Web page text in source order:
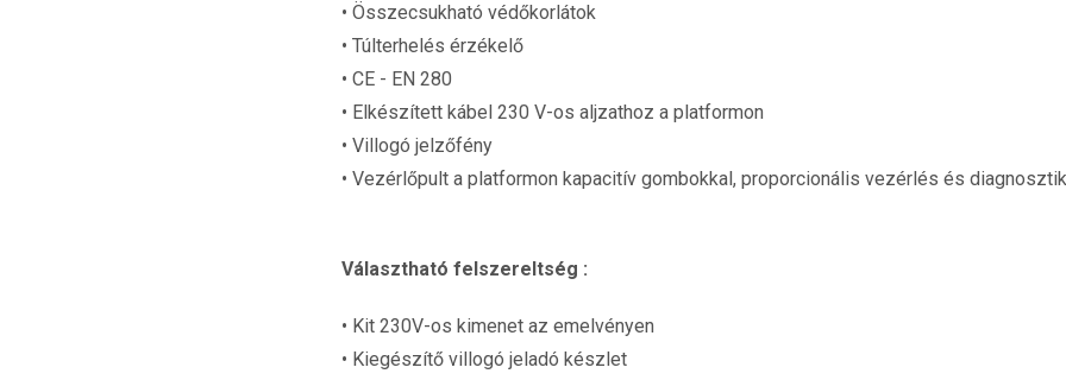
• Összecsukható védőkorlátok
• Túlterhelés érzékelő
• CE - EN 280
• Elkészített kábel 230 V-os aljzathoz a platformon
• Villogó jelzőfény
• Vezérlőpult a platformon kapacitív gombokkal, proporcionális vezérlés és
Választható felszereltség :
• Kit 230V-os kimenet az emelvényen
• Kiegészítő villogó jeladó készlet